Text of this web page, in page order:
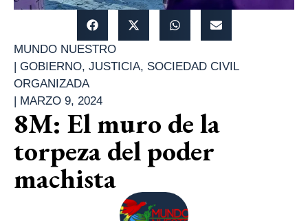
MUNDO NUESTRO
| GOBIERNO, JUSTICIA, SOCIEDAD CIVIL
ORGANIZADA
| MARZO 9, 2024
8M: El muro de la
torpeza del poder
machista